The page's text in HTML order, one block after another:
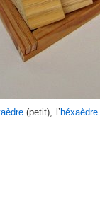
(petit), l’ héxaèdre